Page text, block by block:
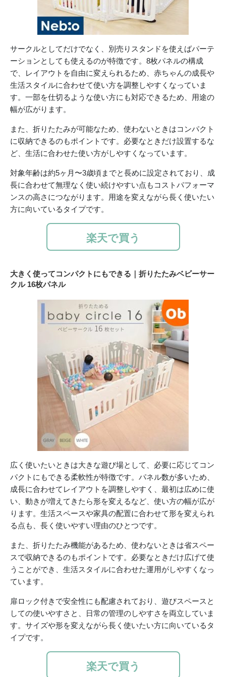
サークルとしてだけでなく、別売りスタンドを使えばパーテ
ーションとしても使えるのが特徴です。8枚パネルの構成
で、レイアウトを自由に変えられるため、赤ちゃんの成長や
生活スタイルに合わせて使い方を調整しやすくなっていま
す。一部を仕切るような使い方にも対応できるため、用途の
幅が広がります。
また、折りたたみが可能なため、使わないときはコンパクト
に収納できるのもポイントです。必要なときだけ設置するな
ど、生活に合わせた使い方がしやすくなっています。
対象年齢は約5ヶ月〜3歳頃までと長めに設定されており、成
長に合わせて無理なく使い続けやすい点もコストパフォーマ
ンスの高さにつながります。用途を変えながら長く使いたい
方に向いているタイプです。
楽天で買う
大きく使ってコンパクトにもできる｜折りたたみベビーサー
クル 16枚パネル
広く使いたいときは大きな遊び場として、必要に応じてコン
パクトにもできる柔軟性が特徴です。パネル数が多いため、
成長に合わせてレイアウトを調整しやすく、最初は広めに使
い、動きが増えてきたら形を変えるなど、使い方の幅が広が
ります。生活スペースや家具の配置に合わせて形を変えられ
る点も、長く使いやすい理由のひとつです。
また、折りたたみ機能があるため、使わないときは省スペー
スで収納できるのもポイントです。必要なときだけ広げて使
うことができ、生活スタイルに合わせた運用がしやすくなっ
ています。
扉ロック付きで安全性にも配慮されており、遊びスペースと
しての使いやすさと、日常の管理のしやすさを両立していま
す。サイズや形を変えながら長く使いたい方に向いているタ
イプです。
楽天で買う